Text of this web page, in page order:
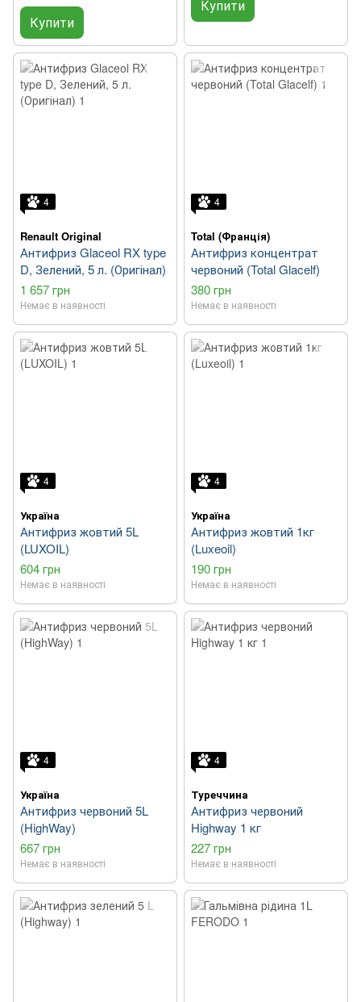
Купити
Купити
4
Renault Original
Антифриз Glaceol RX type
D, Зелений, 5 л. (Оригінал)
1 657 грн
Немає в наявності
4
Total (Франція)
Антифриз концентрат
червоний (Total Glacelf)
380 грн
Немає в наявності
4
Україна
Антифриз жовтий 5L
(LUXOIL)
604 грн
Немає в наявності
4
Україна
Антифриз жовтий 1кг
(Luxeoil)
190 грн
Немає в наявності
4
Україна
Антифриз червоний 5L
(HighWay)
667 грн
Немає в наявності
4
Туреччина
Антифриз червоний
Highway 1 кг
227 грн
Немає в наявності